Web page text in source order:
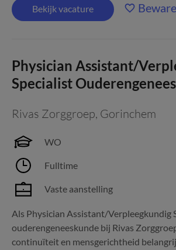
Bekijk vacature
Physician Assistant/
Specialist
Rivas Zorggroep, Gorinchem
WO
Fulltime
Vaste aanstelling
Als Physician Assistant/Verpleegkundig
ouderengeneeskunde bij Rivas
continuïteit en mensgerichtheid